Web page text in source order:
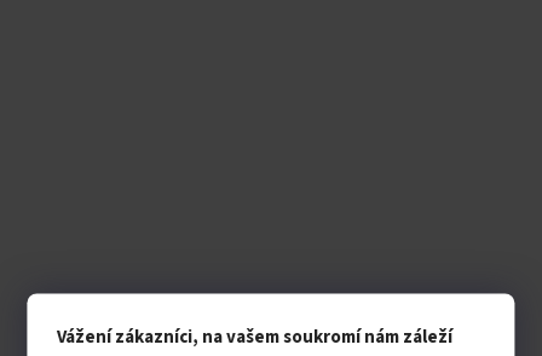
Vážení zákazníci, na vašem soukromí nám záleží